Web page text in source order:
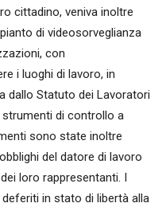
cittadino, veniva inoltre
di videosorveglianza
con
i luoghi di lavoro, in
dallo Statuto dei Lavoratori
strumenti di controllo a
sono state inoltre
del datore di lavoro
loro rappresentanti. I
in stato di libertà alla